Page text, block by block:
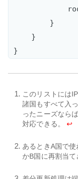
        }
    }
このリストには
諸国もすべて入
ったニーズなら
対応できる。 ↩
あるときA国で
かB国に再割当て